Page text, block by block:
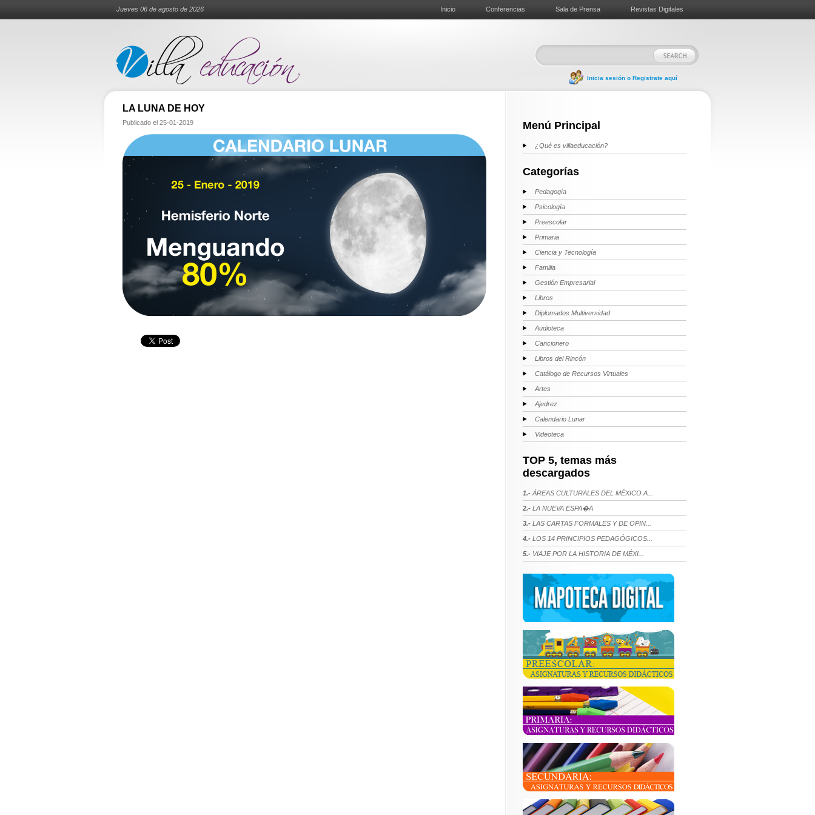
Jueves 06 de agosto de 2026 Inicio Conferencias Sala de Prensa Revistas Digitales
Inicia sesión o Registrate aquí
LA LUNA DE HOY
Publicado el 25-01-2019 Menú Principal
¿Qué es villaeducación?
Categorías
Pedagogía
Psicología
Preescolar
Primaria
Ciencia y Tecnología
Familia
Gestión Empresarial
Libros
Diplomados Multiversidad
Audioteca
Cancionero
Libros del Rincón
Catálogo de Recursos Virtuales
Artes
Ajedrez
Calendario Lunar
Videoteca
TOP 5, temas más
descargados
1.- ÁREAS CULTURALES DEL MÉXICO A...
2.- LA NUEVA ESPA�A
3.- LAS CARTAS FORMALES Y DE OPIN...
4.- LOS 14 PRINCIPIOS PEDAGÓGICOS...
5.- VIAJE POR LA HISTORIA DE MÉXI...